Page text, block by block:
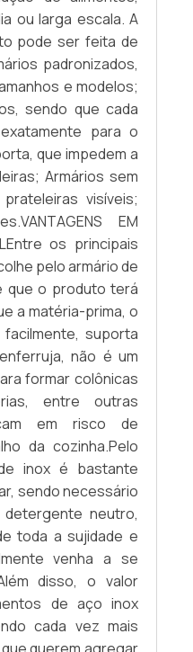
QUALIDADE
barras de apoio
que atendam às
com materiais
corretamente.
para o
preenchido pelo
USADO NO
Para limpar, o
demanda muito
neutro e pano
para manter a
material não oxida
sujidade, sendo
produtivos
essencial para o
quantidade de
as prateleiras,
do produto, são
com o apoio da
em produtos de
e funcional.
ou larga escala. A
pode ser feita de
padronizados,
e modelos;
sendo que cada
para o
que impedem a
Armários sem
visíveis;
EM
os principais
pelo armário de
que o produto terá
a matéria-prima, o
suporta
não é um
formar colônicas
entre outras
em risco de
da cozinha.Pelo
inox é bastante
sendo necessário
neutro,
toda a sujidade e
venha a se
disso, o valor
de aço inox
cada vez mais